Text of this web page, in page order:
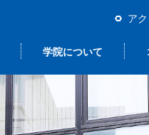
ア
学院について